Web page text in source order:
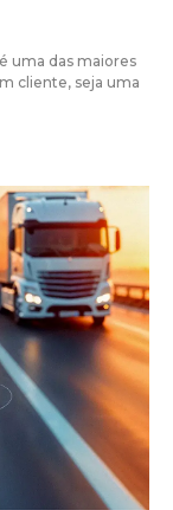
uma das maiores
cliente, seja uma